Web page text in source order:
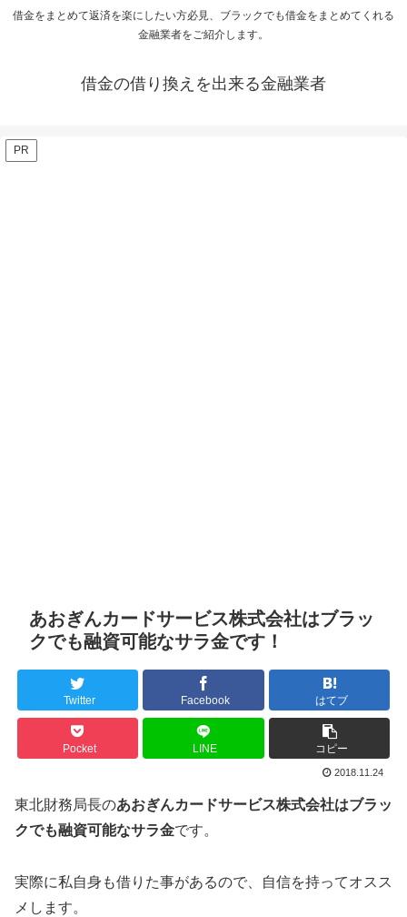
借金をまとめて返済を楽にしたい方必見、ブラックでも借金をまとめてくれる
金融業者をご紹介します。
借金の借り換えを出来る金融業者
PR
あおぎんカードサービス株式会社はブラッ
クでも融資可能なサラ金です！
Twitter Facebook はてブ
Pocket LINE コピー
2018.11.24
東北財務局長のあおぎんカードサービス株式会社はブラッ
クでも融資可能なサラ金です。
実際に私自身も借りた事があるので、自信を持ってオスス
メします。